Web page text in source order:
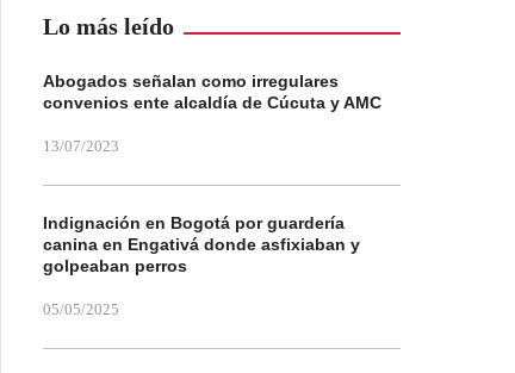
Lo más leído
Abogados señalan como irregulares
convenios ente alcaldía de Cúcuta y AMC
13/07/2023
Indignación en Bogotá por guardería
canina en Engativá donde asfixiaban y
golpeaban perros
05/05/2025